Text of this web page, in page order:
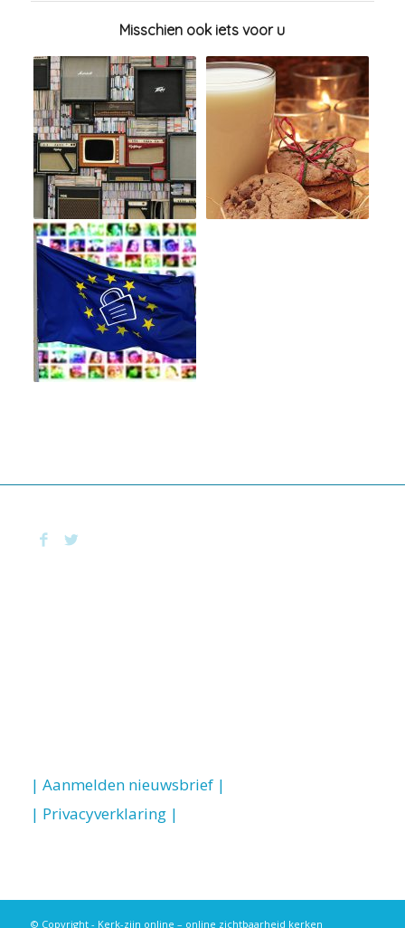
Misschien ook iets voor u
| Aanmelden nieuwsbrief |
| Privacyverklaring |
© Copyright - Kerk-zijn online – online zichtbaarheid kerken